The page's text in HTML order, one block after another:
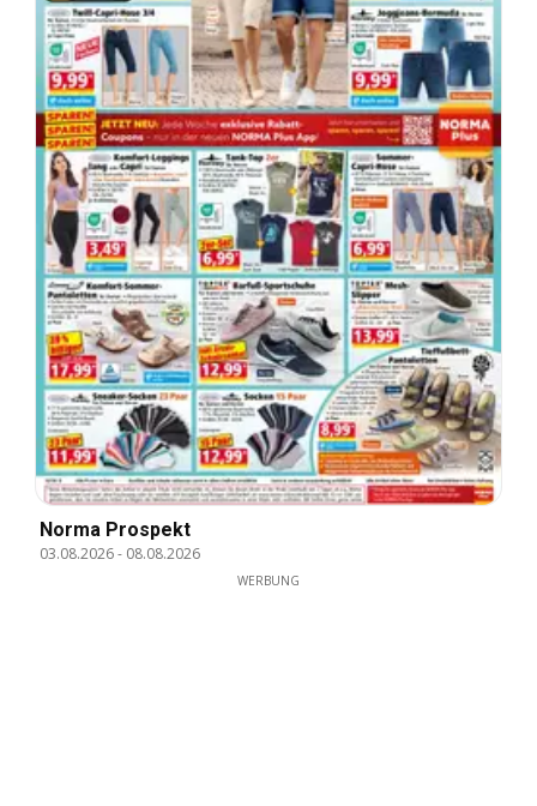
Norma Prospekt
03.08.2026- 08.08.2026
WERBUNG